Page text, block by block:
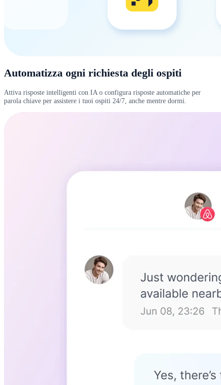
Automatizza ogni richiesta degli ospiti
Attiva risposte intelligenti con IA o configura risposte automatiche per
parola chiave per assistere i tuoi ospiti 24/7, anche mentre dormi.